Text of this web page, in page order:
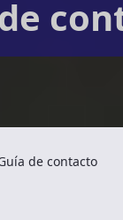
de contacto